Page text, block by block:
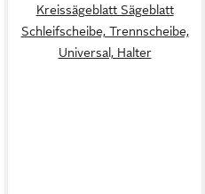
Kreissägeblatt Sägeblatt
Schleifscheibe, Trennscheibe,
Universal, Halter